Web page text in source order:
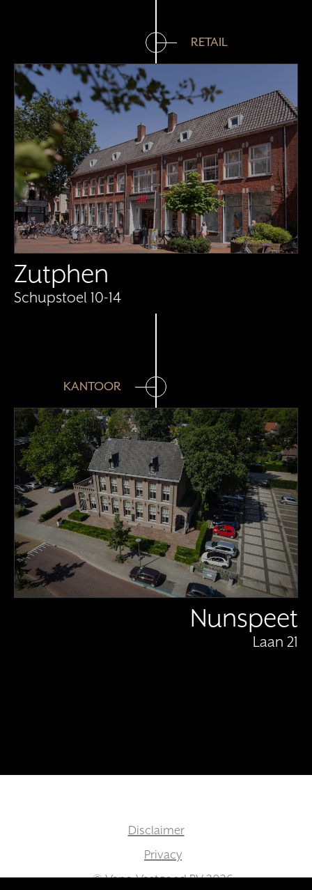
RETAIL
Zutphen
Schupstoel 10-14
KANTOOR
Nunspeet
Laan 21
Disclaimer
Privacy
© Vano Vastgoed BV 2026